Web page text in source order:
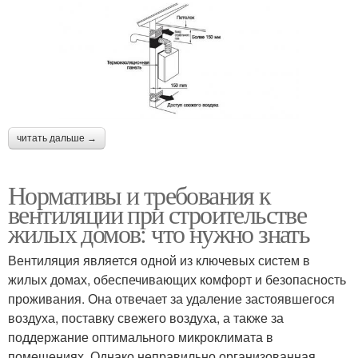
читать дальше →
Нормативы и требования к
вентиляции при строительстве
жилых домов: что нужно знать
Вентиляция является одной из ключевых систем в
жилых домах, обеспечивающих комфорт и безопасность
проживания. Она отвечает за удаление застоявшегося
воздуха, поставку свежего воздуха, а также за
поддержание оптимального микроклимата в